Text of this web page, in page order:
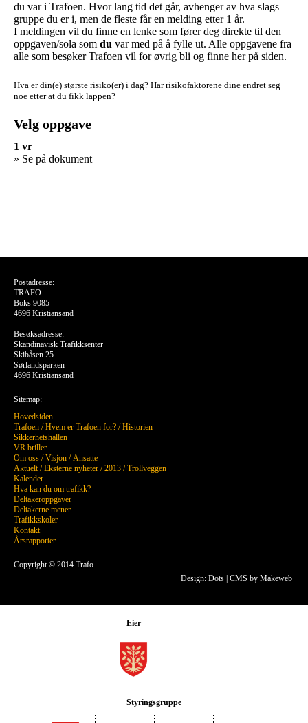
du var i Trafoen. Hvor lang tid det går, avhenger av hva slags
gruppe du er i, men de fleste får en melding etter 1 år.
I meldingen vil du finne en lenke som fører deg direkte til den
oppgaven/sola som du var med på å fylle ut. Alle oppgavene fra
alle som besøker Trafoen vil for øvrig bli og finne her på siden.
Hva er din(e) største risiko(er) i dag? Har risikofaktorene dine endret seg
noe etter at du fikk lappen?
Velg oppgave
1 vr
» Se på dokument
Design: Dots CMS by Makeweb
Postadresse:
TRAFO
Boks 9085
4696 Kristiansand
Besøksadresse:
Skandinavisk Trafikksenter
Skibåsen 25
Sørlandsparken
4696 Kristiansand
Sitemap:
Hovedsiden
Trafoen /Hvem er Trafoen for? /Historien
Sikkerhetshallen
VR briller
Om oss /Visjon /Ansatte
Aktuelt/Eksterne nyheter /2013 /Trollveggen
Kalender
Hva kan du om trafikk?
Deltakeroppgaver
Deltakerne mener
Trafikkskoler
Kontakt
Årsrapporter
Copyright © 2014 Trafo
Eier
Styringsgruppe